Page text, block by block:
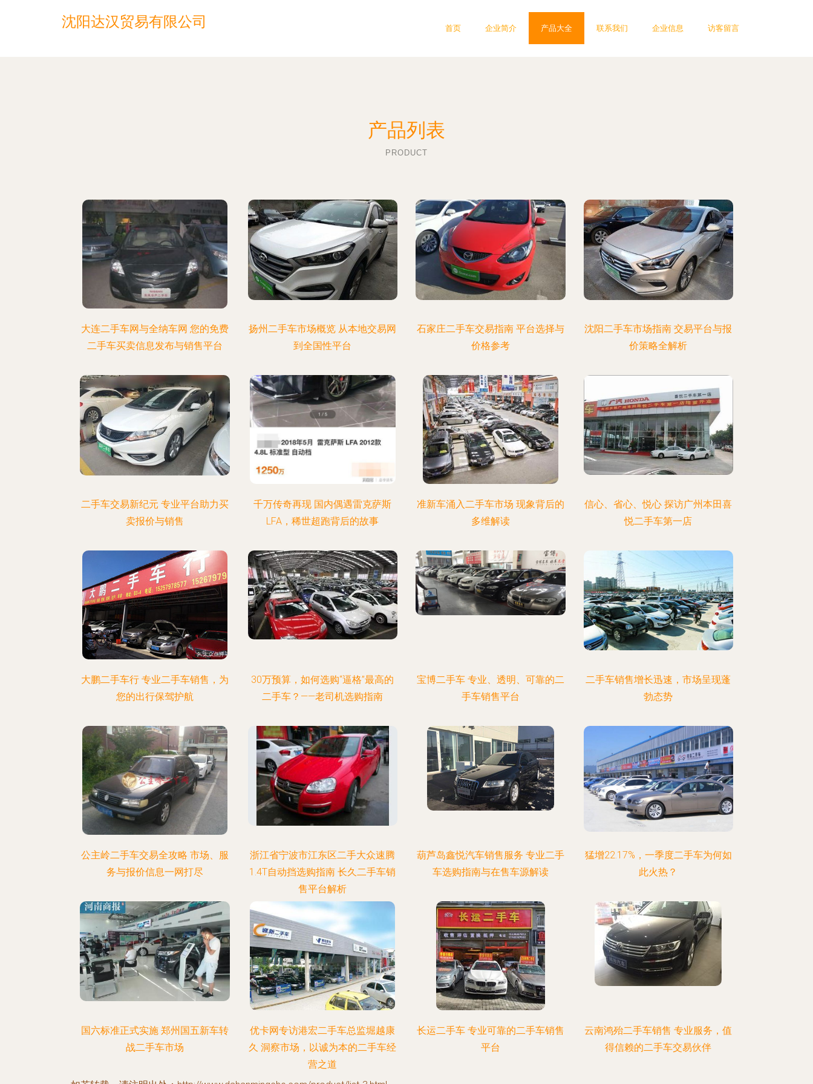
沈阳达汉贸易有限公司 首页 企业简介 产品大全 联系我们 企业信息 访客留言
产品列表
PRODUCT
大连二手车网与全纳车网 您的免费
二手车买卖信息发布与销售平台
扬州二手车市场概览 从本地交易网
到全国性平台
石家庄二手车交易指南 平台选择与
价格参考
沈阳二手车市场指南 交易平台与报
价策略全解析
二手车交易新纪元 专业平台助力买
卖报价与销售
千万传奇再现 国内偶遇雷克萨斯
LFA，稀世超跑背后的故事
准新车涌入二手车市场 现象背后的
多维解读
信心、省心、悦心 探访广州本田喜
悦二手车第一店
大鹏二手车行 专业二手车销售，为
您的出行保驾护航
30万预算，如何选购“逼格”最高的
二手车？——老司机选购指南
宝博二手车 专业、透明、可靠的二
手车销售平台
二手车销售增长迅速，市场呈现蓬
勃态势
公主岭二手车交易全攻略 市场、服
务与报价信息一网打尽
浙江省宁波市江东区二手大众速腾
1.4T自动挡选购指南 长久二手车销
售平台解析
葫芦岛鑫悦汽车销售服务 专业二手
车选购指南与在售车源解读
猛增22.17%，一季度二手车为何如
此火热？
国六标准正式实施 郑州国五新车转
战二手车市场
优卡网专访港宏二手车总监堀越康
久 洞察市场，以诚为本的二手车经
营之道
长运二手车 专业可靠的二手车销售
平台
云南鸿殆二手车销售 专业服务，值
得信赖的二手车交易伙伴